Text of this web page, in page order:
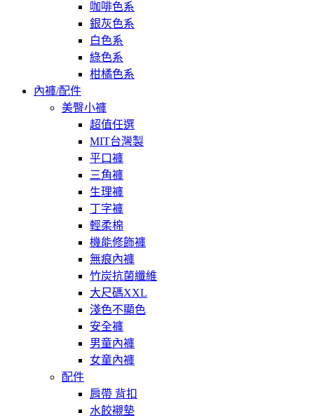
咖啡色系
銀灰色系
白色系
綠色系
柑橘色系
內褲/配件
美臀小褲
超值任選
MIT台灣製
平口褲
三角褲
生理褲
丁字褲
輕柔棉
機能修飾褲
無痕內褲
竹炭抗菌纖維
大尺碼XXL
淺色不顯色
安全褲
男童內褲
女童內褲
配件
肩帶 背扣
水餃襯墊